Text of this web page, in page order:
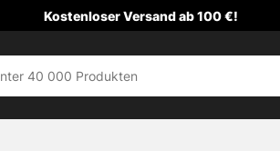
Kostenloser Versand ab 100 €!